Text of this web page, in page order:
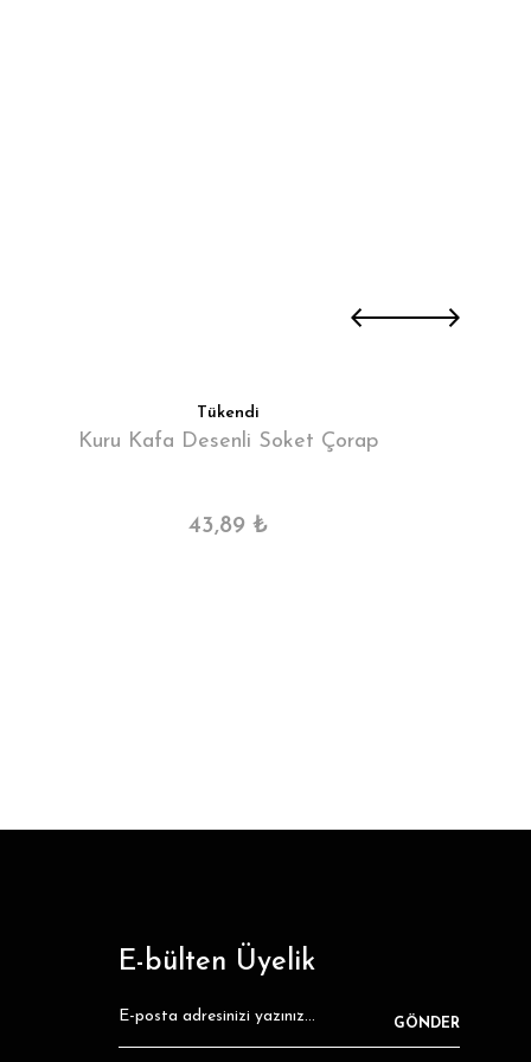
Tükendi
Kuru Kafa Desenli Soket Çorap
43,89 ₺
E-bülten Üyelik
GÖNDER